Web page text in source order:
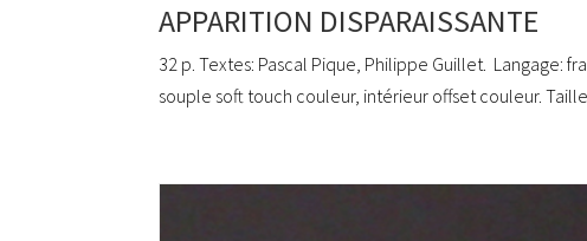
APPARITION DISPARAISSANTE
32 p. Textes: Pascal Pique, Philippe Guillet. Langage:
souple soft touch couleur, intérieur offset couleur.